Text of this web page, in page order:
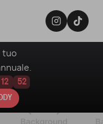
tuo
12 51